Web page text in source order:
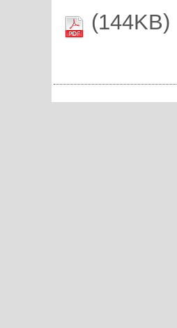
(144KB)